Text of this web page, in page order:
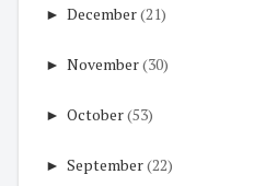
► December(21)
► November(30)
► October(53)
► September(22)